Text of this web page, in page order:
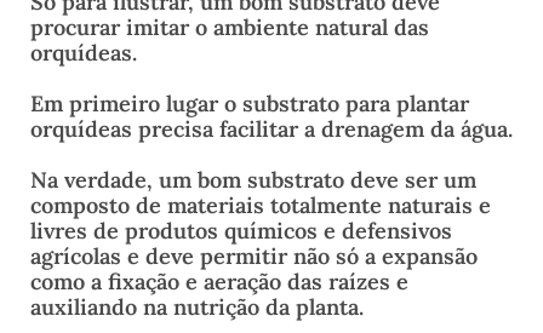
procurar imitar o ambiente natural das
orquídeas.
Em primeiro lugar o substrato para plantar
orquídeas precisa facilitar a drenagem da água.
Na verdade, um bom substrato deve ser um
composto de materiais totalmente naturais e
livres de produtos químicos e defensivos
agrícolas e deve permitir não só a expansão
como a fixação e aeração das raízes e
auxiliando na nutrição da planta.